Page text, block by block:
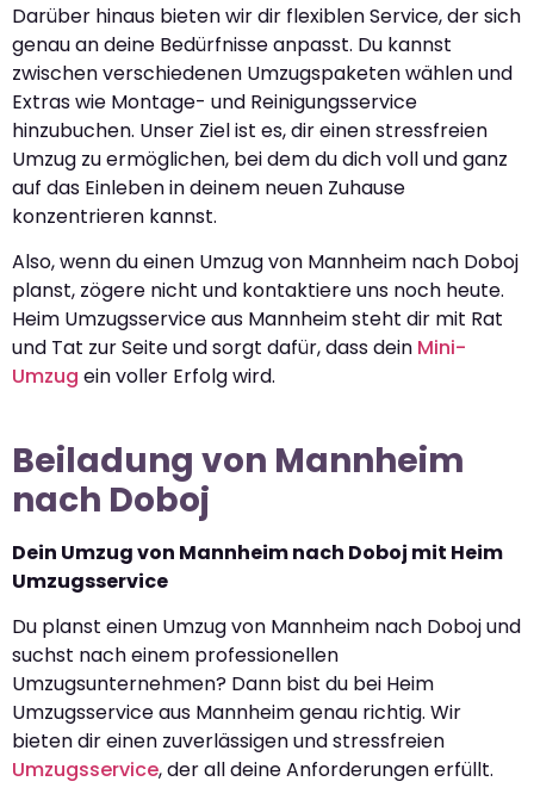
Darüber hinaus bieten wir dir flexiblen Service, der sich
genau an deine Bedürfnisse anpasst. Du kannst
zwischen verschiedenen Umzugspaketen wählen und
Extras wie Montage- und Reinigungsservice
hinzubuchen. Unser Ziel ist es, dir einen stressfreien
Umzug zu ermöglichen, bei dem du dich voll und ganz
auf das Einleben in deinem neuen Zuhause
konzentrieren kannst.
Also, wenn du einen Umzug von Mannheim nach Doboj
planst, zögere nicht und kontaktiere uns noch heute.
Heim Umzugsservice aus Mannheim steht dir mit Rat
und Tat zur Seite und sorgt dafür, dass dein Mini-
Umzug ein voller Erfolg wird.
Beiladung von Mannheim
nach Doboj
Dein Umzug von Mannheim nach Doboj mit Heim
Umzugsservice
Du planst einen Umzug von Mannheim nach Doboj und
suchst nach einem professionellen
Umzugsunternehmen? Dann bist du bei Heim
Umzugsservice aus Mannheim genau richtig. Wir
bieten dir einen zuverlässigen und stressfreien
Umzugsservice, der all deine Anforderungen erfüllt.